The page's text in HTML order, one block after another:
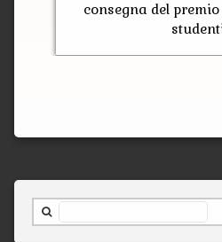
consegna del